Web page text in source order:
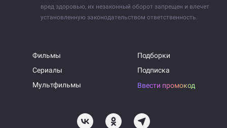
вред здоровью, их незаконный оборот запрещен и влечет
установленную законодательством ответственность.
Фильмы
Сериалы
Мультфильмы
Подборки
Подписка
Ввести промокод